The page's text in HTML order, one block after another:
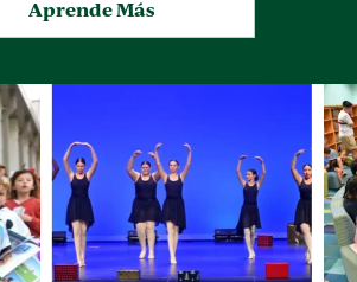
Aprende Más